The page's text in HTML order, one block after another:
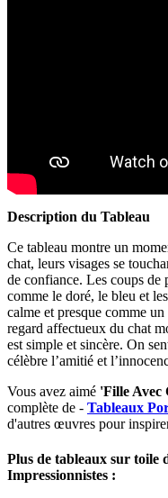
Description du Tableau
Ce tableau montre un
chat, leurs visages se
de confiance. Les coups de
comme le doré, le bleu et
calme et presque comme
regard affectueux du chat
est simple et sincère. On
célèbre l’amitié et
Vous avez aimé 'Fille Avec
complète de - Tableaux
d'autres œuvres pour
Plus de tableaux sur toile
Impressionnistes :